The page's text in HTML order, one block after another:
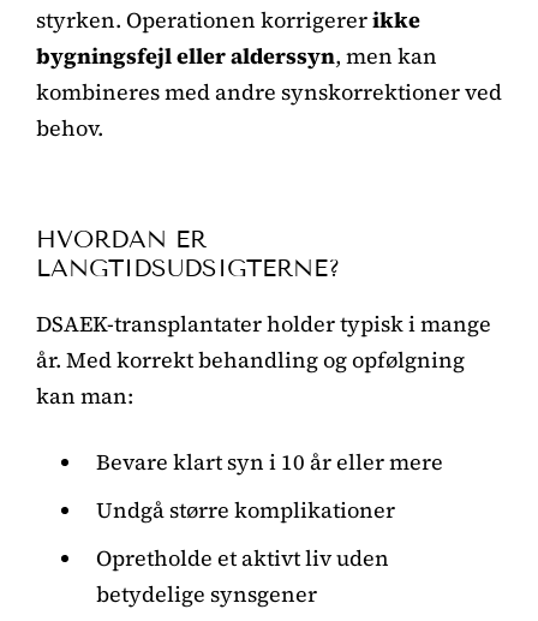
styrken. Operationen korrigererikke
bygningsfejl eller alderssyn, men kan
kombineres med andre synskorrektioner ved
behov.
HVORDAN ER
LANGTIDSUDSIGTERNE?
DSAEK-transplantater holder typisk i mange
år. Med korrekt behandling og opfølgning
kan man:
Bevare klart syn i 10 år eller mere
Undgå større komplikationer
Opretholde et aktivt liv uden
betydelige synsgener